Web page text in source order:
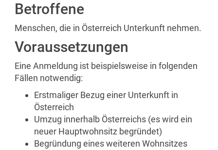
Betroffene
Menschen, die in Österreich Unterkunft nehmen.
Voraussetzungen
Eine Anmeldung ist beispielsweise in folgenden
Fällen notwendig:
Erstmaliger Bezug einer Unterkunft in
Österreich
Umzug innerhalb Österreichs (es wird ein
neuer Hauptwohnsitz begründet)
Begründung eines weiteren Wohnsitzes